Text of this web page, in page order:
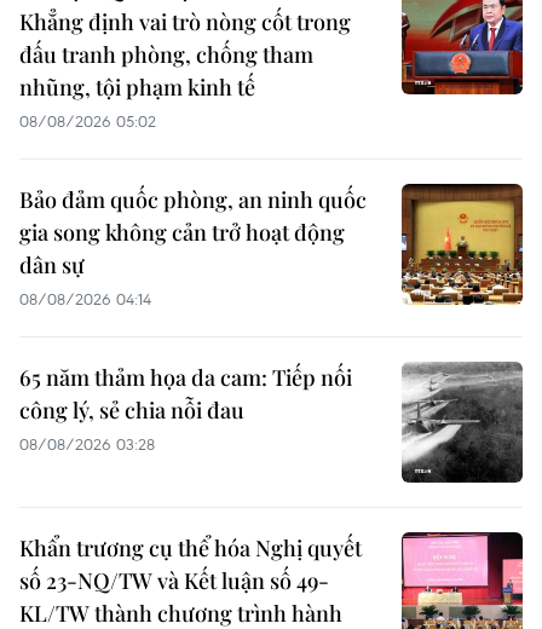
Khẳng định vai trò nòng cốt trong
đấu tranh phòng, chống tham
nhũng, tội phạm kinh tế
08/08/2026 05:02
Bảo đảm quốc phòng, an ninh quốc
gia song không cản trở hoạt động
dân sự
08/08/2026 04:14
65 năm thảm họa da cam: Tiếp nối
công lý, sẻ chia nỗi đau
08/08/2026 03:28
Khẩn trương cụ thể hóa Nghị quyết
số 23-NQ/TW và Kết luận số 49-
KL/TW thành chương trình hành